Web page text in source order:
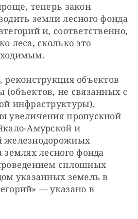
теперь закон
земли лесного фонда
и, соответственно,
леса, сколько это
реконструкция объектов
(объектов, не связанных с
инфраструктуры),
увеличения пропускной
Амурской и
железнодорожных
лесного фонда
сплошных
указанных земель в
— указано в